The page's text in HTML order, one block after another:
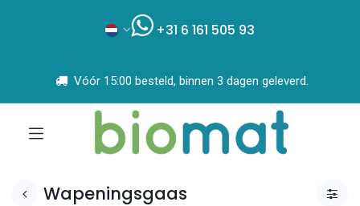
+31 6 161 505 93
Vóór 15:00 besteld, binnen 3 dagen geleverd.
Wapeningsgaas